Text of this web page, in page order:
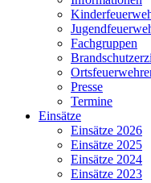
Fachgruppen
Presse
Termine
Einsätze
Einsätze 2026
Einsätze 2025
Einsätze 2024
Einsätze 2023